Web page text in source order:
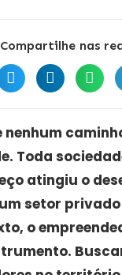
Compartilhe nas
nenhum
Toda
atingiu o
setor
o